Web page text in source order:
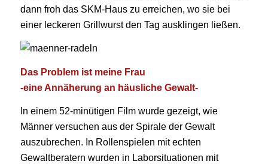
dann froh das SKM-Haus zu erreichen, wo sie bei
einer leckeren Grillwurst den Tag ausklingen ließen.
Das Problem ist meine Frau
-eine Annäherung an häusliche Gewalt-
In einem 52-minütigen Film wurde gezeigt, wie
Männer versuchen aus der Spirale der Gewalt
auszubrechen. In Rollenspielen mit echten
Gewaltberatern wurden in Laborsituationen mit